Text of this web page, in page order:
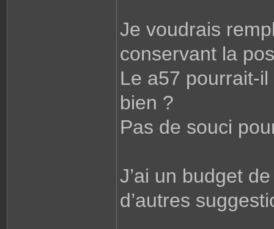
Je voudrais
conservant la
Le a57 pourrait-
bien ?
Pas de souci
J’ai un budget
d’autres